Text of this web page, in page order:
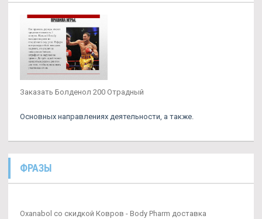
Заказать Болденол 200 Отрадный
Основных направлениях деятельности, а также.
ФРАЗЫ
Oxanabol со скидкой Ковров - Body Pharm доставка